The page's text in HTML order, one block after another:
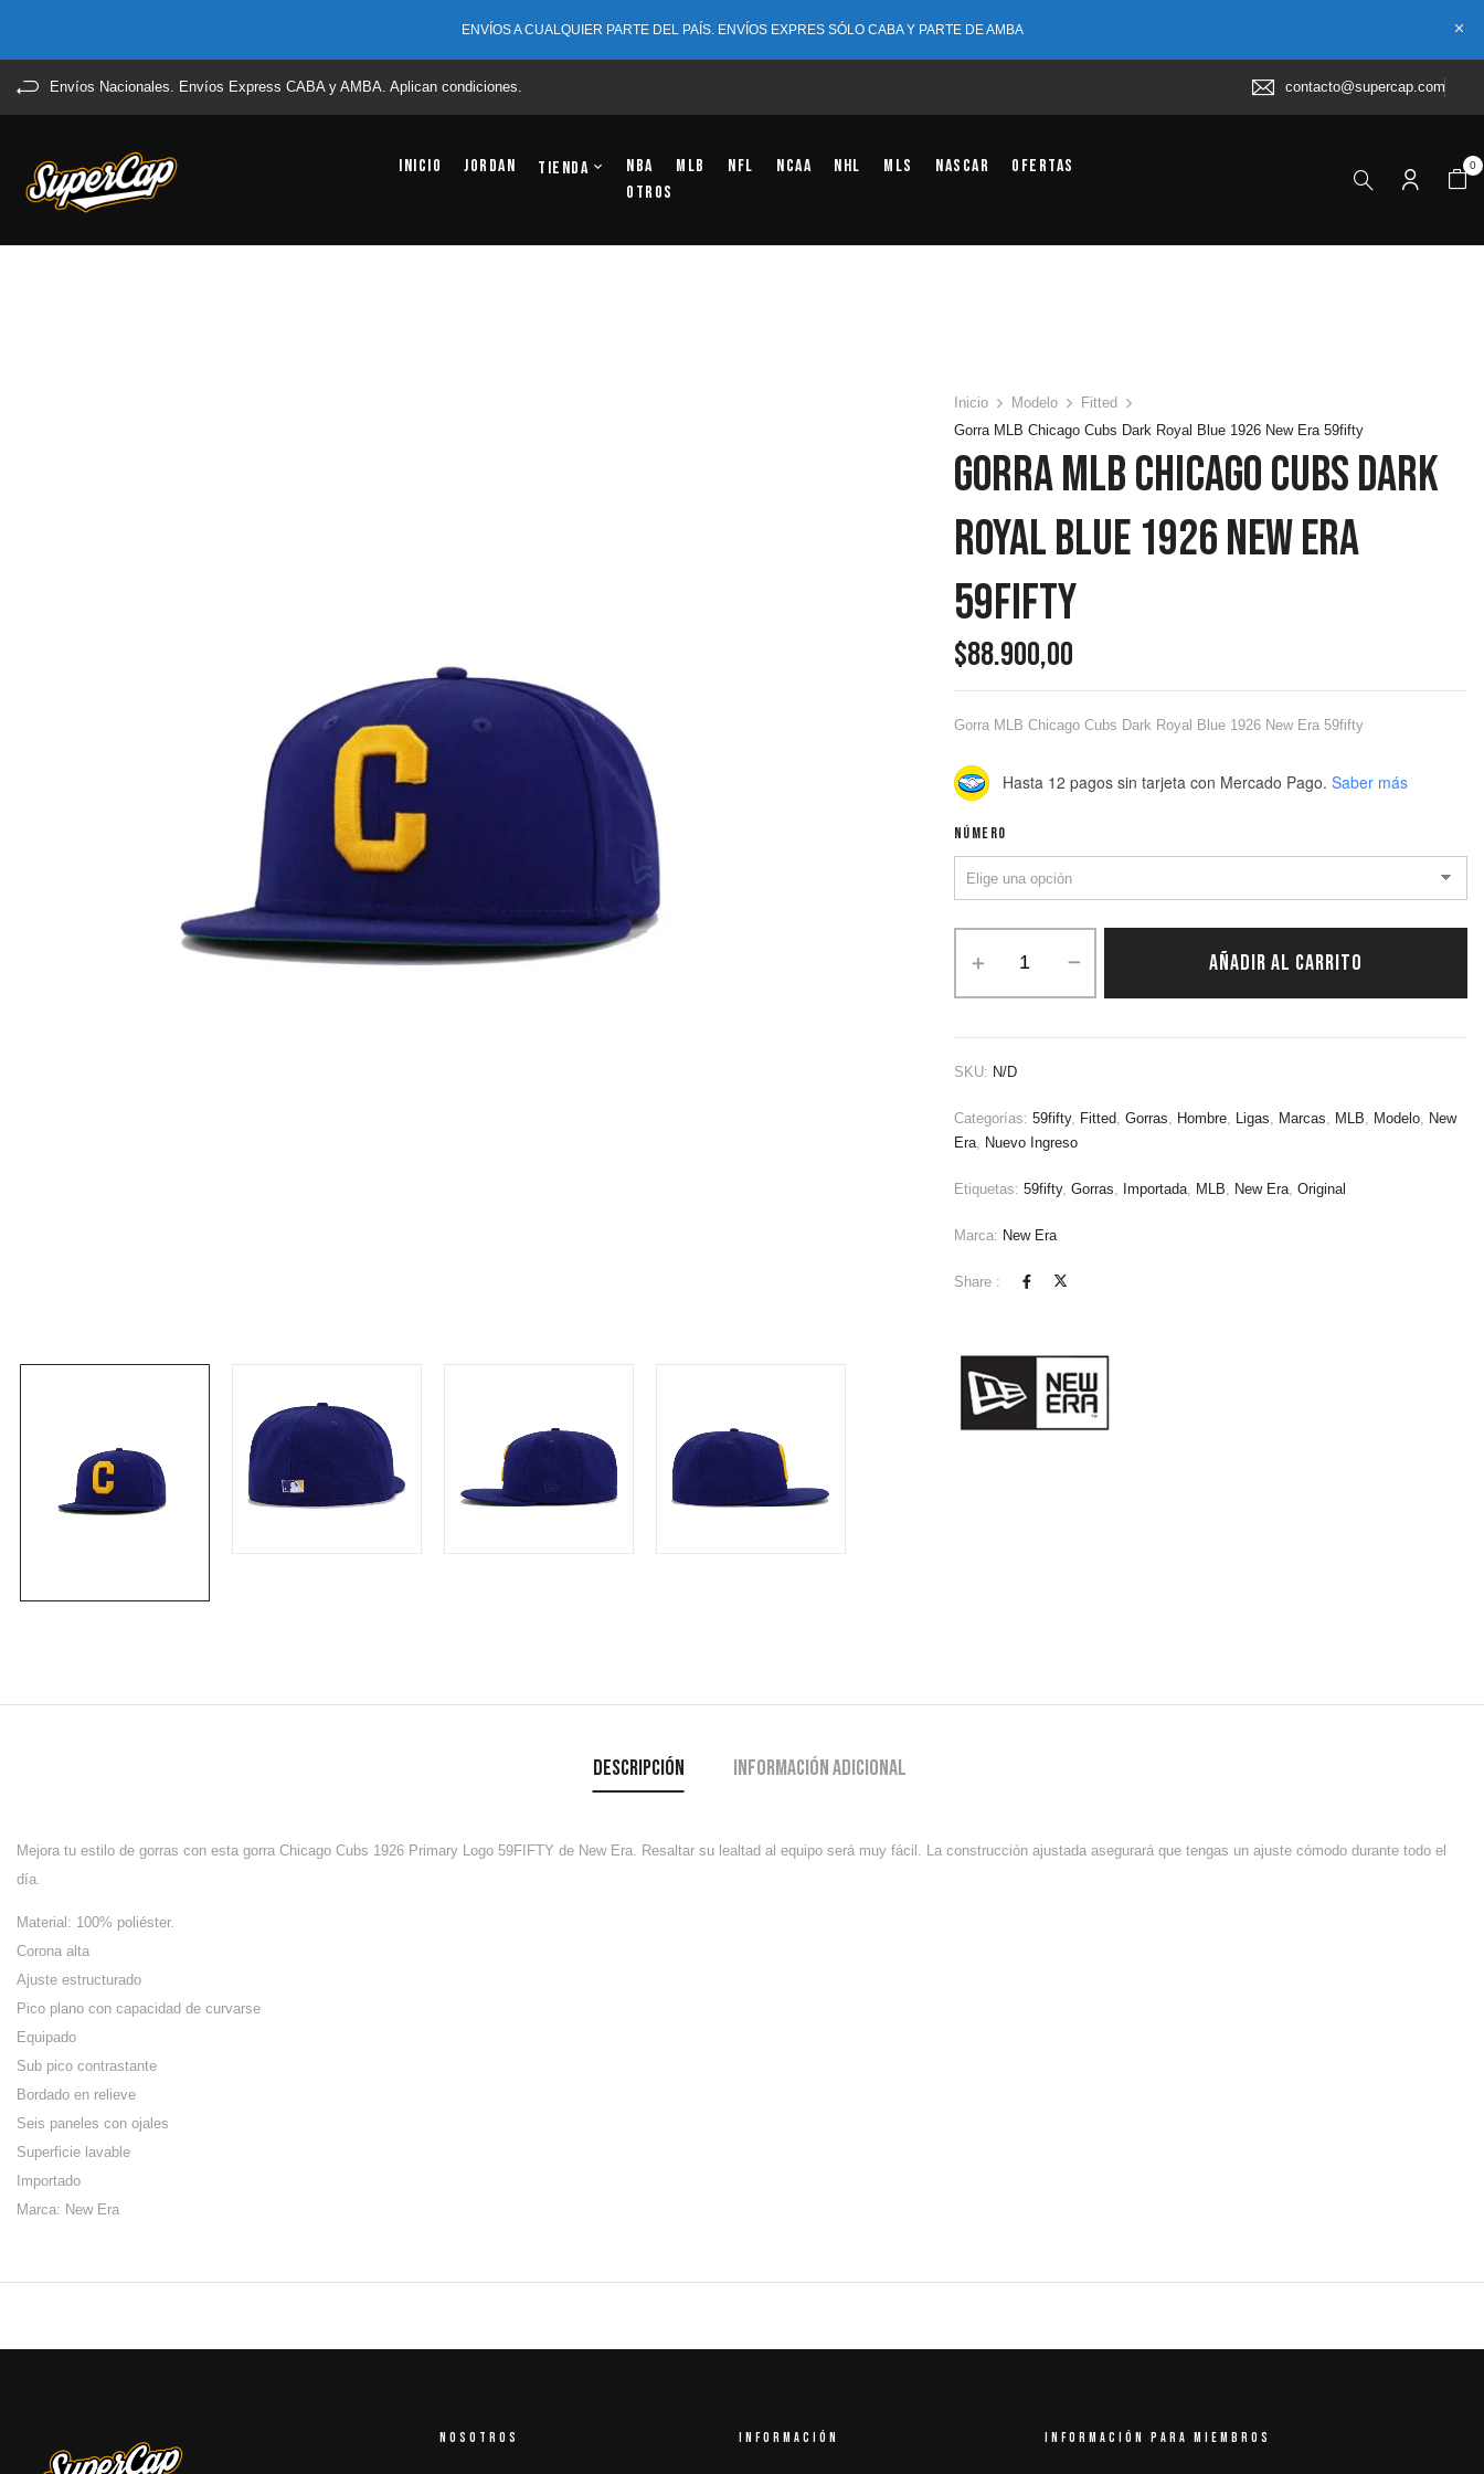
ENVÍOS A CUALQUIER PARTE DEL PAÍS. ENVÍOS EXPRES SÓLO CABA Y PARTE DE AMBA
Envíos Nacionales. Envíos Express CABA y AMBA. Aplican condiciones. contacto@supercap.com
Inicio Jordan Tienda NBA MLB NFL NCAA NHL MLS NASCAR
Ofertas
OTROS
0
Inicio Modelo
Fitted
Gorra MLB Chicago Cubs Dark Royal Blue 1926 New Era 59fifty
Gorra MLB Chicago Cubs Dark
Royal Blue 1926 New Era
59fifty
$88.900,00
Gorra MLB Chicago Cubs Dark Royal Blue 1926 New Era 59fifty
Hasta 12 pagos sin tarjetacon Mercado Pago. Saber más
NÚMERO
AÑADIR AL CARRITO
SKU: N/D
Categorías: 59fifty, Fitted Gorras Hombre, Ligas Marcas MLB Modelo,
New
Era, Nuevo Ingreso
Etiquetas: 59fifty, Gorras Importada, MLB New Era, Original
Marca: New Era
Share :
Descripción Información adicional
Mejora tu estilo de gorras con esta gorra Chicago Cubs 1926 Primary Logo 59FIFTY de New Era. Resaltar su lealtad al equipo será muy fácil. La construcción ajustada asegurará que tengas un ajuste cómodo durante todo el
día.
Material: 100% poliéster.
Corona alta
Ajuste estructurado
Pico plano con capacidad de curvarse
Equipado
Sub pico contrastante
Bordado en relieve
Seis paneles con ojales
Superficie lavable
Importado
Marca: New Era
NOSOTROS INFORMACIÓN INFORMACIÓN PARA MIEMBROS